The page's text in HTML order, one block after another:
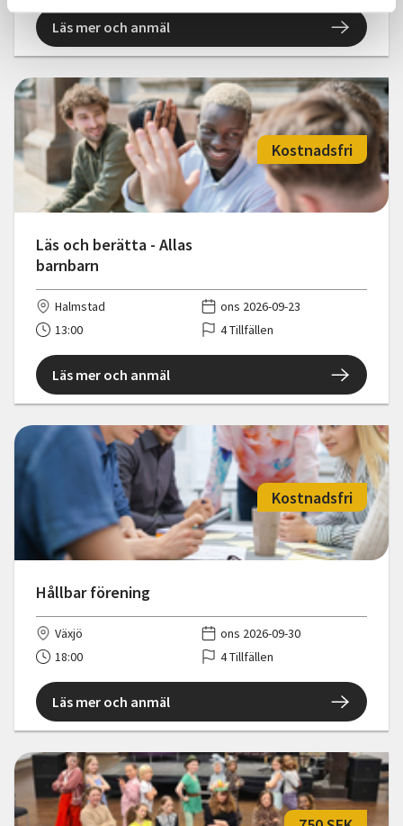
Läs mer och anmäl
Läs och berätta - Allas
barnbarn
Kostnadsfri
Halmstad
ons 2026-09-23
13:00
4 Tillfällen
Läs mer och anmäl
Hållbar förening
Kostnadsfri
Växjö
ons 2026-09-30
18:00
4 Tillfällen
Läs mer och anmäl